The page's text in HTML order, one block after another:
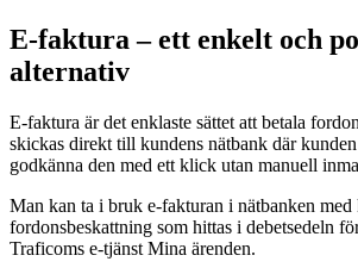
E-faktura – ett enkelt och
alternativ
E-faktura är det enklaste sättet att betala
skickas direkt till kundens nätbank där
godkänna den med ett klick utan manuell
Man kan ta i bruk e-fakturan i nätbanken
fordonsbeskattning som hittas i debetsedeln
Traficoms e-tjänst Mina ärenden.